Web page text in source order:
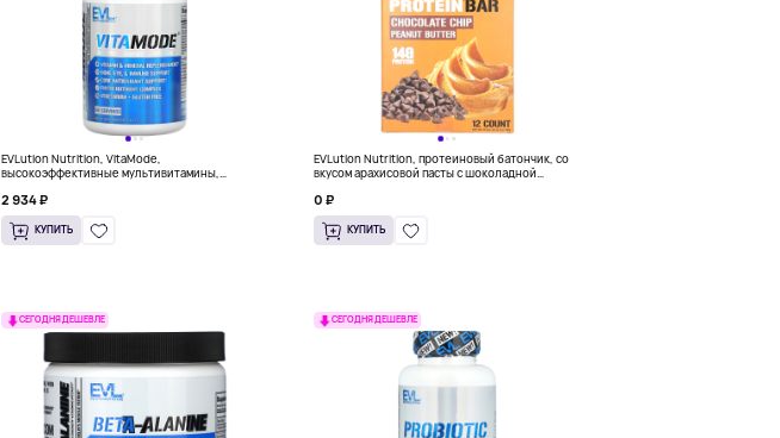
EVLution Nutrition, VitaMode,
высокоэффективные мультивитамины,
2 934 ₽
КУПИТЬ
EVLution Nutrition, протеиновый батончик, со
вкусом арахисовой пасты с шоколадной
0 ₽
КУПИТЬ
СЕГОДНЯ ДЕШЕВЛЕ СЕГОДНЯ ДЕШЕВЛЕ